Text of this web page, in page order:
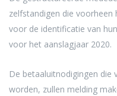
zelfstandigen die
voor de identificatie van
voor het aanslagjaar 2020.
De betaaluitnodigingen die
worden, zullen melding